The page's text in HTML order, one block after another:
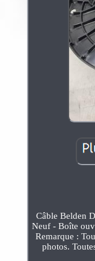
Câble Belden
Neuf - Boîte
Remarque :
photos.